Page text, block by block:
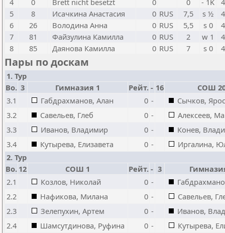
4
0 Brett nicht besetzt 0 0 - 1K
4
5
8 Исачкина Анастасия 0 RUS 7,5 s ½
4
6
26 Володина Анна 0 RUS 5,5 s 0
4
7
81 Файзулина Камилла 0 RUS 2 w 1
4
8
85 Даянова Камилла 0 RUS 7 s 0 4
Пары по доскам
1. Тур
Bo. 3 Гимназия 1 Рейт. - 16
СОШ
3.1
Габдрахманов, Алан 0 -
Сычков,
3.2
Савельев, Глеб 0 -
Алексеев,
3.3
Иванов, Владимир 0 -
Конев,
3.4
Кутырева, Елизавета 0 -
Иргалина,
2. Тур
Bo. 12 СОШ 1 Рейт. - 3
2.1
Козлов, Николай 0 -
2.2
Нафикова, Милана 0 -
Савельев,
2.3
Зелепухин, Артем 0 -
Иванов,
2.4
Шамсутдинова, Руфина 0 -
Кутырева,